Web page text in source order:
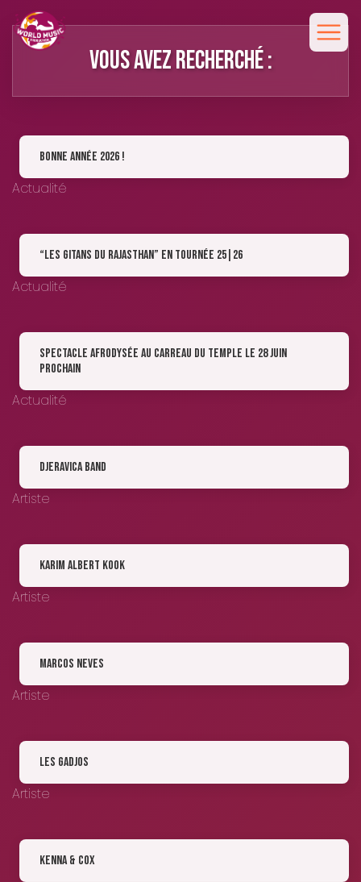
Vous avez recherché :
Bonne Année 2026 !
Actualité
“Les Gitans du Rajasthan” en tournée 25|26
Actualité
Spectacle Afrodysée au Carreau du Temple le 28 juin
prochain
Actualité
Djeravica Band
Artiste
Karim Albert Kook
Artiste
Marcos Neves
Artiste
Les Gadjos
Artiste
Kenna & Cox